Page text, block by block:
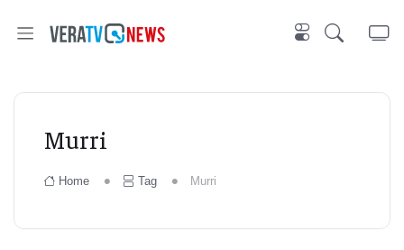
Murri
Home Tag Murri